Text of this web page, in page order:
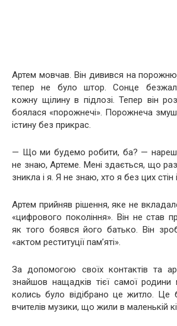
Артем мовчав. Він дивився на порожню,
тепер не було штор. Сонце
кожну щілину в підлозі. Тепер він
боялася «порожнечі». Порожнеча
істину без прикрас.
— Що ми будемо робити, ба? —
не знаю, Артеме. Мені здається, що
зникла і я. Я не знаю, хто я без цих стін
Артем прийняв рішення, яке не
«цифрового покоління». Він не став
як того боявся його батько. Він
«актом реституції пам’яті».
За допомогою своїх контактів та
знайшов нащадків тієї самої родини
колись було відібрано це житло. Це
вчителів музики, що жили в маленькій